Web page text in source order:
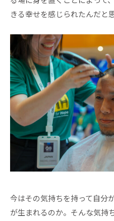
きる幸せを感じられたんだと
今はその気持ちを持って自分
が生まれるのか。そんな気持